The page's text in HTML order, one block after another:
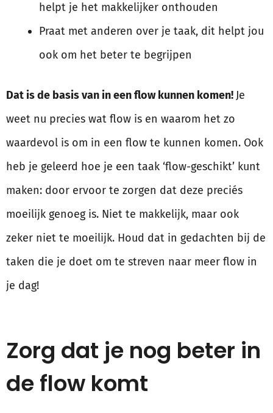
helpt je het makkelijker onthouden
Praat met anderen over je taak, dit helpt jou
ook om het beter te begrijpen
Dat is de basis van in een flow kunnen komen! Je
weet nu precies wat flow is en waarom het zo
waardevol is om in een flow te kunnen komen. Ook
heb je geleerd hoe je een taak ‘flow-geschikt’ kunt
maken: door ervoor te zorgen dat deze preciés
moeilijk genoeg is. Niet te makkelijk, maar ook
zeker niet te moeilijk. Houd dat in gedachten bij de
taken die je doet om te streven naar meer flow in
je dag!
Zorg dat je nog beter in
de flow komt